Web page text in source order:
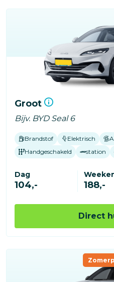
Groot
Bijv. BYD Seal 6
Brandstof Elektrisch
Handgeschakeld
station
Dag
104,- 188,-
Direct